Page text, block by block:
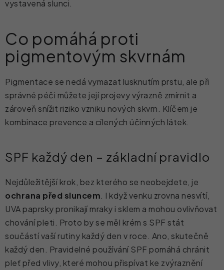
vystavená slunci.
Co pomáhá proti
pigmentovým skvrnám
Pigmentace se nedá vymazat lusknutím prstu, ale při
správné péči můžete její projevy výrazně zmírnit a
zároveň snížit riziko vzniku nových skvrn. Klíčem je
kombinace prevence a cílených účinných látek.
SPF každý den – základní pravidlo
Nejdůležitější krok, bez kterého se neobejdete, je
ochrana před sluncem . I když venku zrovna nesvítí,
UVA paprsky pronikají mraky i sklem a mohou ovlivňovat
chování pleti. Proto by se měl krém s SPF stát
součástí vaší rutiny každý den v roce. Ano, skutečně
každý den. Pravidelné používání SPF pomáhá chránit
pleť před vlivy, které mohou přispívat ke zvýraznění